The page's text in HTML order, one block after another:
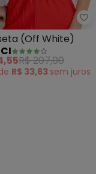
(Off White)
(Off White)
R$ 207,00
R$ 33,63 sem juros